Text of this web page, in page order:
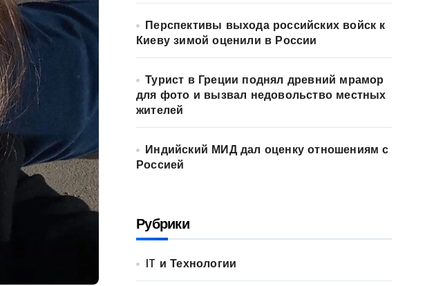
Перспективы выхода российских войск к
Киеву зимой оценили в России
Турист в Греции поднял древний мрамор
для фото и вызвал недовольство местных
жителей
Индийский МИД дал оценку отношениям с
Россией
Рубрики
IT и Технологии